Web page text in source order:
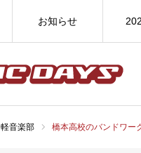
お知らせ
軽音楽部 橋本高校のバンドワー